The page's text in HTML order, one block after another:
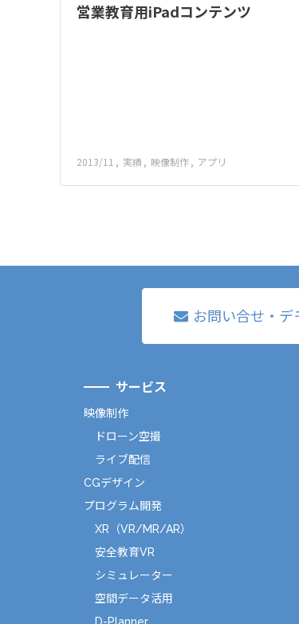
営業教育用iPadコンテンツ
2013/11 実績 映像制作 アプリ
お問い合せ・
サービス
映像制作
ドローン空撮
ライブ配信
CGデザイン
プログラム開発
XR（VR/MR/AR）
安全教育VR
シミュレーター
空間データ活用